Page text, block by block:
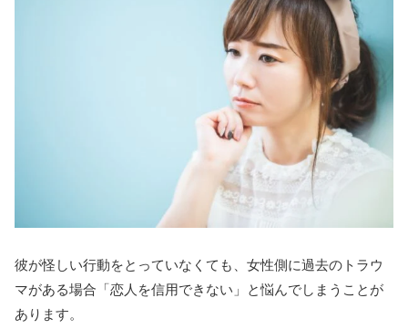
彼が怪しい行動をとっていなくても、女性側に過去のトラウ
マがある場合「恋人を信用できない」と悩んでしまうことが
あります。